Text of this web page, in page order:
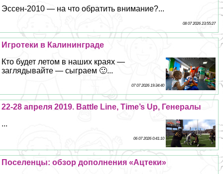
Эссен-2010 — на что обратить внимание?...
08 07 2026 23:55:27
Игротеки в Калининграде
Кто будет летом в наших краях —
заглядывайте — сыграем 🙂...
07 07 2026 19:34:40
22-28 апреля 2019. Battle Line, Time’s Up, Генералы
...
06 07 2026 0:41:10
Поселенцы: обзор дополнения «Ацтеки»